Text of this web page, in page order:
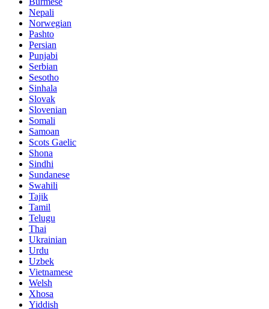
Nepali
Norwegian
Pashto
Persian
Punjabi
Serbian
Sesotho
Sinhala
Slovak
Slovenian
Somali
Samoan
Scots Gaelic
Shona
Sindhi
Sundanese
Swahili
Tajik
Tamil
Telugu
Thai
Ukrainian
Urdu
Uzbek
Vietnamese
Welsh
Xhosa
Yiddish